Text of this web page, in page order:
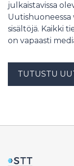
julkaistavissa
Uutishuoneessa
sisältöjä. Kaikki
on vapaasti
TUTUSTU